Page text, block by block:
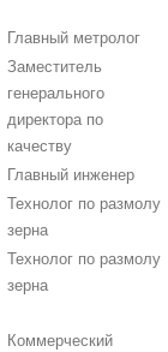
Главный метролог
Заместитель
генерального
директора по
качеству
Главный инженер
Технолог по размолу
зерна
Технолог по размолу
зерна
Коммерческий